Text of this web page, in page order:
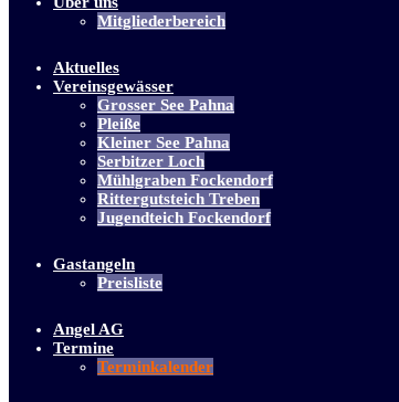
Mitgliederbereich
Aktuelles
Vereinsgewässer
Grosser See Pahna
Pleiße
Kleiner See Pahna
Serbitzer Loch
Mühlgraben Fockendorf
Rittergutsteich Treben
Jugendteich Fockendorf
Gastangeln
Preisliste
Angel AG
Termine
Terminkalender